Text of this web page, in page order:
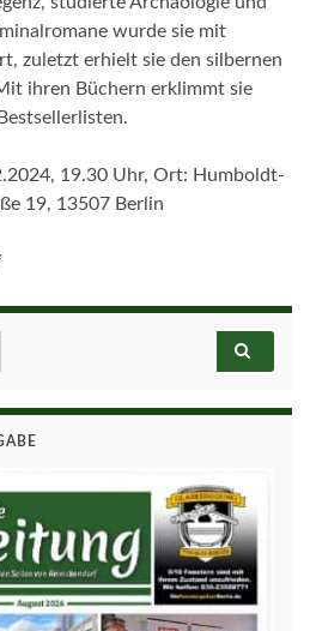
wurde sie mit
zuletzt erhielt sie den silbernen
ihren Büchern erklimmt sie
19.30 Uhr, Ort: Humboldt-
19, 13507 Berlin